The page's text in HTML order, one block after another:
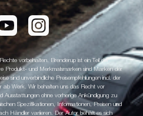
vorbehalten. Brenderup ist ein Teil der
Produkt- und Merkmalsmarken sind Marken der
sind unverbindliche Preisempfehlungen incl. der
ab Werk. Wir behalten uns das Recht vor
Ausstattungen ohne vorherige Ankündigung zu
Spezifikationen, Informationen, Preisen und
Händler variieren. Der Autor behält es sich